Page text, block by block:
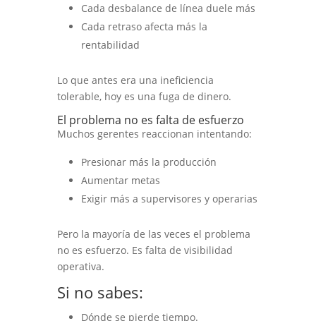
Cada desbalance de línea duele más
Cada retraso afecta más la
rentabilidad
Lo que antes era una ineficiencia
tolerable, hoy es una fuga de dinero.
El problema no es falta de esfuerzo
Muchos gerentes reaccionan intentando:
Presionar más la producción
Aumentar metas
Exigir más a supervisores y operarias
Pero la mayoría de las veces el problema
no es esfuerzo. Es falta de visibilidad
operativa.
Si no sabes:
Dónde se pierde tiempo.